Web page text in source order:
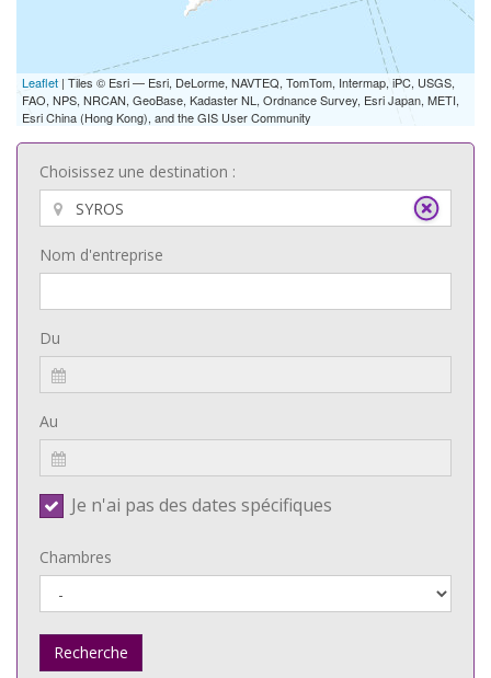
Leaflet | Tiles © Esri — Esri, DeLorme, NAVTEQ, TomTom, Intermap, iPC, USGS,
FAO, NPS, NRCAN, GeoBase, Kadaster NL, Ordnance Survey, Esri Japan, METI,
Esri China (Hong Kong), and the GIS User Community
Choisissez une destination :
Nom d'entreprise
Du
Au
Je n'ai pas des dates spécifiques
Chambres
Recherche